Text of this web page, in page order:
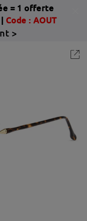
= 1 offerte
Code : AOUT
>